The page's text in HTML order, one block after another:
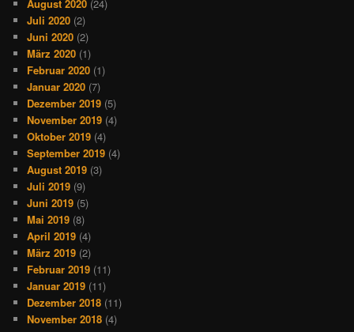
August 2020 (24)
Juli 2020 (2)
Juni 2020 (2)
März 2020 (1)
Februar 2020 (1)
Januar 2020 (7)
Dezember 2019 (5)
November 2019 (4)
Oktober 2019 (4)
September 2019 (4)
August 2019 (3)
Juli 2019 (9)
Juni 2019 (5)
Mai 2019 (8)
April 2019 (4)
März 2019 (2)
Februar 2019 (11)
Januar 2019 (11)
Dezember 2018 (11)
November 2018 (4)